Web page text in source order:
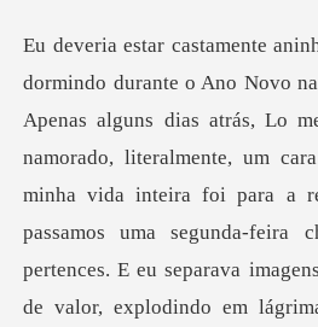
um
minha vida inteira foi para a
passamos uma segunda-feira
pertences. E eu separava